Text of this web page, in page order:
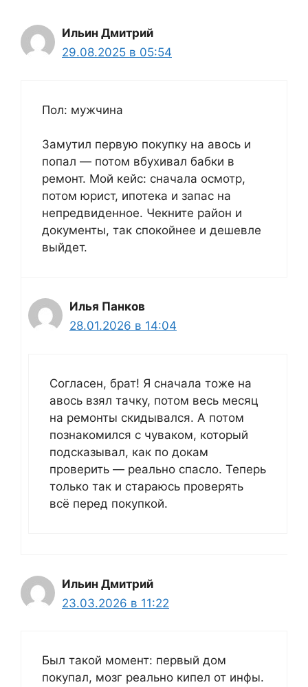
Ильин Дмитрий
29.08.2025 в 05:54
Пол: мужчина
Замутил первую покупку на авось и
попал — потом вбухивал бабки в
ремонт. Мой кейс: сначала осмотр,
потом юрист, ипотека и запас на
непредвиденное. Чекните район и
документы, так спокойнее и дешевле
выйдет.
Илья Панков
28.01.2026 в 14:04
Согласен, брат! Я сначала тоже на
авось взял тачку, потом весь месяц
на ремонты скидывался. А потом
познакомился с чуваком, который
подсказывал, как по докам
проверить — реально спасло. Теперь
только так и стараюсь проверять
всё перед покупкой.
Ильин Дмитрий
23.03.2026 в 11:22
Был такой момент: первый дом
покупал, мозг реально кипел от инфы.